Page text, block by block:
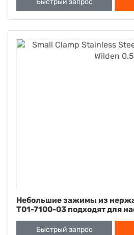
Небольшие зажимы из
T01-7100-03 подходят для
размером 0.5"
Быстрый запрос